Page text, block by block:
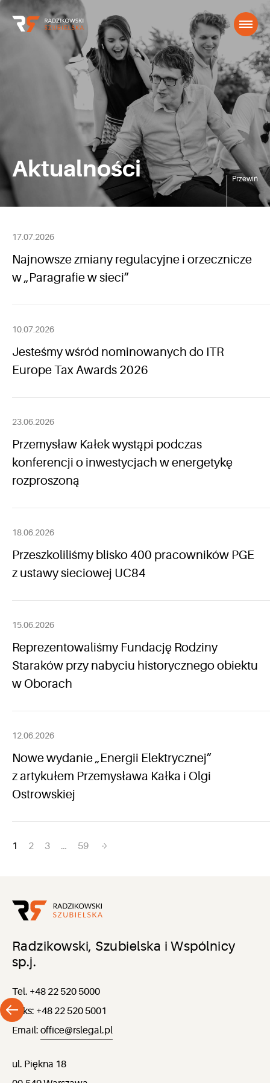
Aktualności Przewiń
17.07.2026
Najnowsze zmiany regulacyjne i orzecznicze
w „Paragrafie w sieci”
10.07.2026
Jesteśmy wśród nominowanych do ITR
Europe Tax Awards 2026
23.06.2026
Przemysław Kałek wystąpi podczas
konferencji o inwestycjach w energetykę
rozproszoną
18.06.2026
Przeszkoliliśmy blisko 400 pracowników PGE
z ustawy sieciowej UC84
15.06.2026
Reprezentowaliśmy Fundację Rodziny
Staraków przy nabyciu historycznego obiektu
w Oborach
12.06.2026
Nowe wydanie „Energii Elektrycznej”
z artykułem Przemysława Kałka i Olgi
Ostrowskiej
Nawigacja
1 2 3 … 59
Radzikowski, Szubielska i Wspólnicy
sp.j.
Tel. +48 22 520 5000
Faks: +48 22 520 5001
Email: office@rslegal.pl
ul. Piękna 18